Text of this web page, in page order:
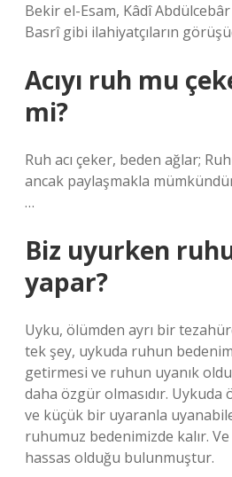
Bekir el-Esam, Kâdî
Basrî gibi ilahiyatçıların
Acıyı ruh mu
mi?
Ruh acı çeker, beden ağlar;
ancak paylaşmakla
…
Biz uyurken
yapar?
Uyku, ölümden ayrı bir
tek şey, uykuda ruhun
getirmesi ve ruhun uyanık
daha özgür olmasıdır. Uykuda
ve küçük bir uyaranla
ruhumuz bedenimizde kalır. Ve
hassas olduğu bulunmuştur.